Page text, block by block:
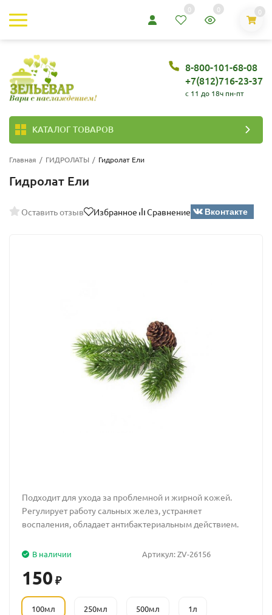
0 0 0
8-800-101-68-08
+7(812)716-23-37
c 11 до 18ч пн-пт
КАТАЛОГ ТОВАРОВ
Главная / ГИДРОЛАТЫ / Гидролат Ели
Гидролат Ели
Оставить отзыв Избранное Сравнение Вконтакте
Подходит для ухода за проблемной и жирной кожей.
Регулирует работу сальных желез, устраняет
воспаления, обладает антибактериальным действием.
Артикул:ZV-26156
В наличии
150 ₽
100мл 250мл 500мл 1л